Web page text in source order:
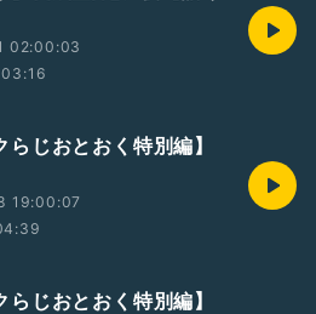
02:00:03
03:16
らじおとおく特別編】
19:00:07
らじおとおく特別編】